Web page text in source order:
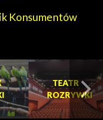
Konsumentów